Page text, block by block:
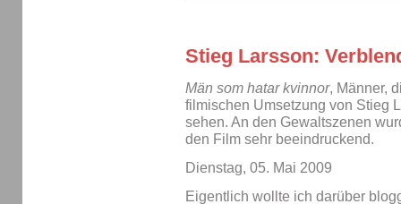
Stieg Larsson:
Män som hatar kvinnor, Männer,
filmischen Umsetzung von Stieg
sehen. An den Gewaltszenen
den Film sehr beeindruckend.
Dienstag, 05. Mai 2009
Eigentlich wollte ich darüber